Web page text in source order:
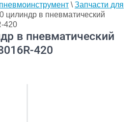
\ Запчасти для
цилиндр в пневматический
420
в пневматический
420